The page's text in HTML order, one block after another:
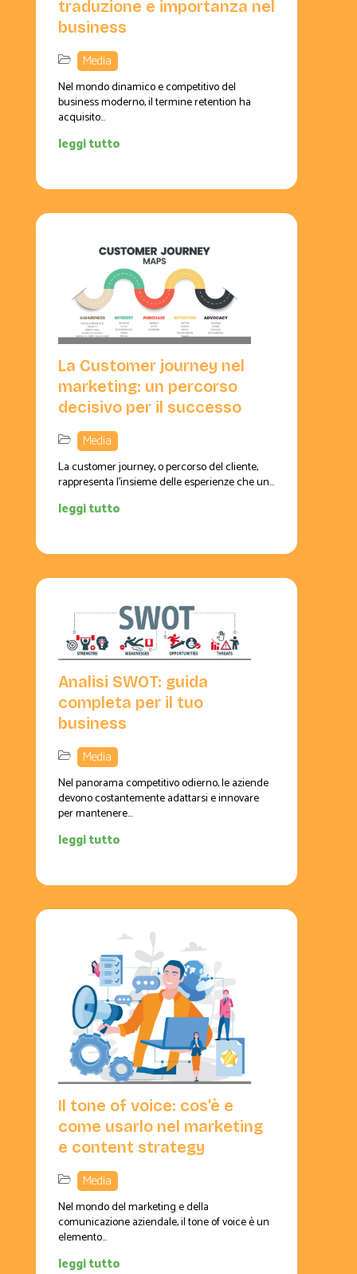
traduzione e importanza nel
business
Media
Nel mondo dinamico e competitivo del
business moderno, il termine retention ha
acquisito...
leggi tutto
La Customer journey nel
marketing: un percorso
decisivo per il successo
Media
La customer journey, o percorso del cliente,
rappresenta l'insieme delle esperienze che un...
leggi tutto
Analisi SWOT: guida
completa per il tuo
business
Media
Nel panorama competitivo odierno, le aziende
devono costantemente adattarsi e innovare
per mantenere...
leggi tutto
Il tone of voice: cos’è e
come usarlo nel marketing
e content strategy
Media
Nel mondo del marketing e della
comunicazione aziendale, il tone of voice è un
elemento...
leggi tutto